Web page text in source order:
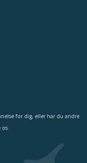
for dig, eller har du andre